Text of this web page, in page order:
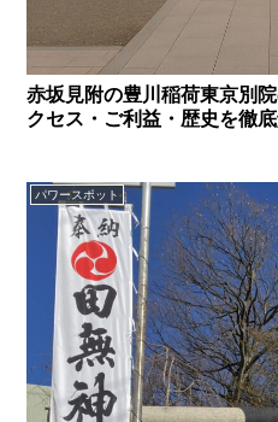
赤坂見附の豊川稲荷東京別
クセス・ご利益・歴史を徹底
パワースポット